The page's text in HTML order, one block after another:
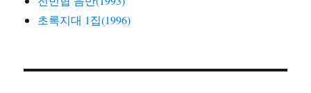
초록지대 1집(1996)